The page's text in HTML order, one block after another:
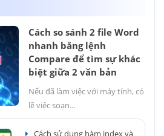
Cách so sánh 2 file Word
nhanh bằng lệnh
Compare để tìm sự khác
biệt giữa 2 văn bản
Nếu đã làm việc với máy tính, có
lẽ việc soạn...
Cách sử dụng hàm index và